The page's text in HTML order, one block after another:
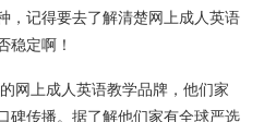
，记得要去了解清楚网上成人英语
稳定啊！
网上成人英语教学品牌，他们家
碑传播。据了解他们家有全球严选